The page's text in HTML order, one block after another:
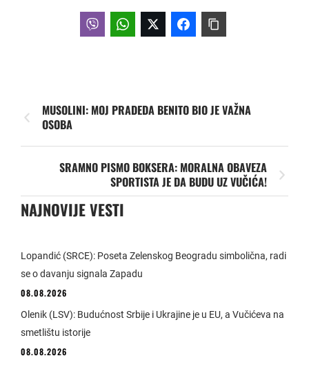
MUSOLINI: MOJ PRADEDA BENITO BIO JE VAŽNA
OSOBA
SRAMNO PISMO BOKSERA: MORALNA OBAVEZA
SPORTISTA JE DA BUDU UZ VUČIĆA!
NAJNOVIJE VESTI
Lopandić (SRCE): Poseta Zelenskog Beogradu simbolična, radi
se o davanju signala Zapadu
08.08.2026
Olenik (LSV): Budućnost Srbije i Ukrajine je u EU, a Vučićeva na
smetlištu istorije
08.08.2026